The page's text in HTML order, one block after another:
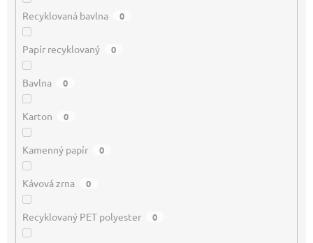
Recyklovaná bavlna 0
Papír recyklovaný 0
Bavlna 0
Karton 0
Kamenný papír 0
Kávová zrna 0
Recyklovaný PET polyester 0